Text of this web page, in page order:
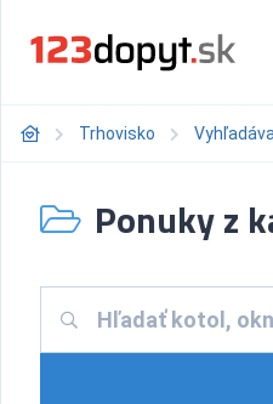
Trhovisko
Ponuky z